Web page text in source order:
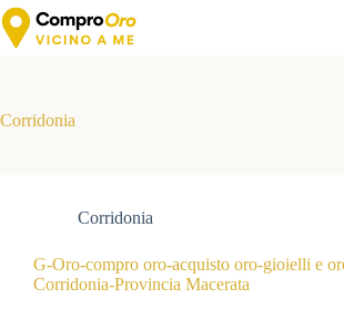
Salta
al
contenuto
Corridonia
Corridonia
G-Oro-compro oro-acquisto oro-gioielli e
Corridonia-Provincia Macerata